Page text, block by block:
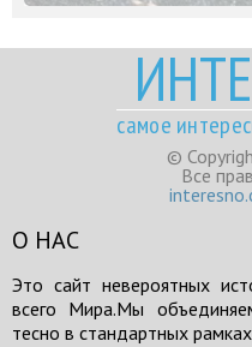
самое
©
Все
О НАС
Это сайт невероятных
всего Мира.Мы
тесно в стандартных